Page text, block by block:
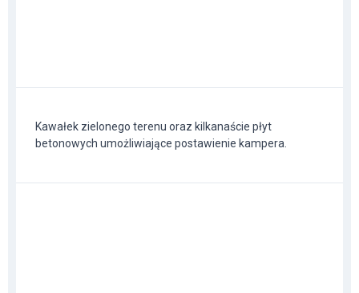
Kawałek zielonego terenu oraz kilkanaście płyt
betonowych umożliwiające postawienie kampera.